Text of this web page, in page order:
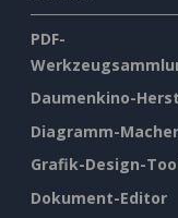
PDF-
Daumenkino-
Diagramm-Macher
Grafik-Design-
Dokument-Editor